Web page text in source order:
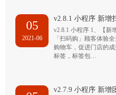
05
2021-06
v2.8.1 小程序 新增
v2.8.1 小程序 1、【新
「扫码购」顾客体验
购物车，促进门店的
标签，标签包…
v2.7.9 小程序 新增